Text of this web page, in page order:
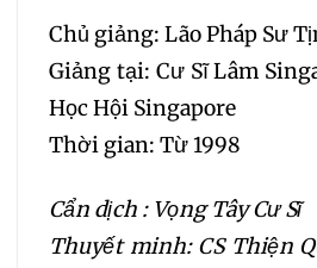
Chủ giảng: Lão Pháp Sư
Giảng tại: Cư Sĩ Lâm
Học Hội Singapore
Thời gian: Từ 1998
Cẩn dịch : Vọng Tây Cư Sĩ
Thuyết minh: CS Thiện